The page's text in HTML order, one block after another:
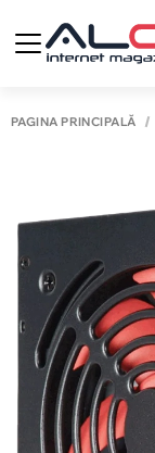
PAGINA PRINCIPALĂ